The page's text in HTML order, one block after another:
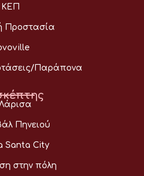
ΚΕΠ
Προστασία
Παράπονα
Πηνειού
Santa City
στην πόλη